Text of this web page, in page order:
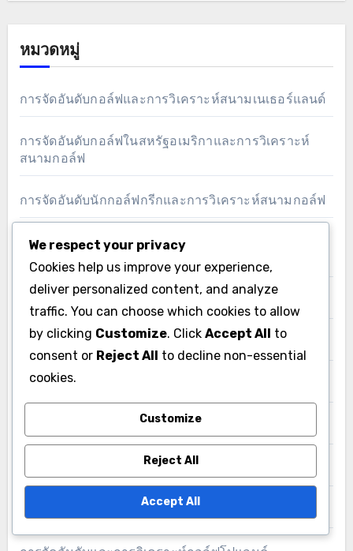
หมวดหมู่
การจัดอันดับกอล์ฟและการวิเคราะห์สนามเนเธอร์แลนด์
การจัดอันดับกอล์ฟในสหรัฐอเมริกาและการวิเคราะห์
สนามกอล์ฟ
การจัดอันดับนักกอล์ฟกรีกและการวิเคราะห์สนามกอล์ฟ
การจัดอันดับนักกอล์ฟฝรั่งเศสและการวิเคราะห์สนาม
กอล์ฟ
การจัดอันดับและการวิเคราะห์กอล์ฟของเกาหลีใต้
การจัดอันดับและการวิเคราะห์กอล์ฟตุรกี
การจัดอันดับและการวิเคราะห์กอล์ฟยูเครน
การจัดอันดับและการวิเคราะห์กอล์ฟเช็ก
การจัดอันดับและการวิเคราะห์กอล์ฟเยอรมัน
การจัดอันดับและการวิเคราะห์กอล์ฟเวียดนาม
We respect your privacy
Cookies help us improve your experience,
deliver personalized content, and analyze
traffic. You can choose which cookies to allow
by clicking Customize. Click Accept All to
consent or Reject All to decline non-essential
cookies.
Customize
Reject All
Accept All